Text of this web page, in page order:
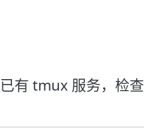
有 tmux 服务，检查